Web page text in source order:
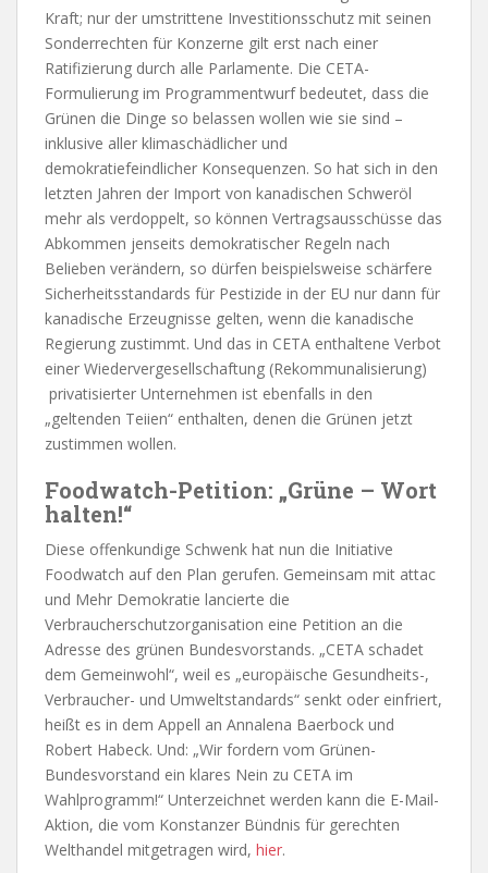
Kraft; nur der umstrittene Investitionsschutz mit seinen
Sonderrechten für Konzerne gilt erst nach einer
Ratifizierung durch alle Parlamente. Die CETA-
Formulierung im Programmentwurf bedeutet, dass die
Grünen die Dinge so belassen wollen wie sie sind –
inklusive aller klimaschädlicher und
demokratiefeindlicher Konsequenzen. So hat sich in den
letzten Jahren der Import von kanadischen Schweröl
mehr als verdoppelt, so können Vertragsausschüsse das
Abkommen jenseits demokratischer Regeln nach
Belieben verändern, so dürfen beispielsweise schärfere
Sicherheitsstandards für Pestizide in der EU nur dann für
kanadische Erzeugnisse gelten, wenn die kanadische
Regierung zustimmt. Und das in CETA enthaltene Verbot
einer Wiedervergesellschaftung (Rekommunalisierung)
privatisierter Unternehmen ist ebenfalls in den
„geltenden Teiien“ enthalten, denen die Grünen jetzt
zustimmen wollen.
Foodwatch-Petition: „Grüne – Wort
halten!“
Diese offenkundige Schwenk hat nun die Initiative
Foodwatch auf den Plan gerufen. Gemeinsam mit attac
und Mehr Demokratie lancierte die
Verbraucherschutzorganisation eine Petition an die
Adresse des grünen Bundesvorstands. „CETA schadet
dem Gemeinwohl“, weil es „europäische Gesundheits-,
Verbraucher- und Umweltstandards“ senkt oder einfriert,
heißt es in dem Appell an Annalena Baerbock und
Robert Habeck. Und: „Wir fordern vom Grünen-
Bundesvorstand ein klares Nein zu CETA im
Wahlprogramm!“ Unterzeichnet werden kann die E-Mail-
Aktion, die vom Konstanzer Bündnis für gerechten
Welthandel mitgetragen wird, hier.